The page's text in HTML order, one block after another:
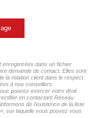
enregistrées dans un fichier
demande de contact. Elles sont
la relation client dans le respect
à nos conseillers
pouvez exercer votre droit
en contactant Réseau
de l'existence de la liste
sur laquelle vous pouvez vous